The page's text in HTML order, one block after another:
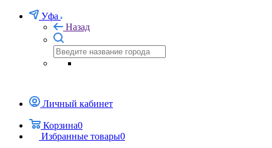
Уфа
Назад
Личный кабинет
Корзина0
Избранные товары0